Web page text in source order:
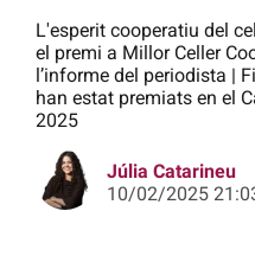
L'esperit cooperatiu del
el premi a Millor Celler
l’informe del periodista |
han estat premiats en el
2025
Júlia Catarineu
10/02/2025